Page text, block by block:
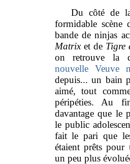
Du côté de la
formidable scène
bande de ninjas
Matrixet de Tigre
on retrouve la
nouvelle Veuve
depuis... un bain
aimé, tout
péripéties. Au
davantage que le
le public
fait le pari que
étaient prêts pour
un peu plus